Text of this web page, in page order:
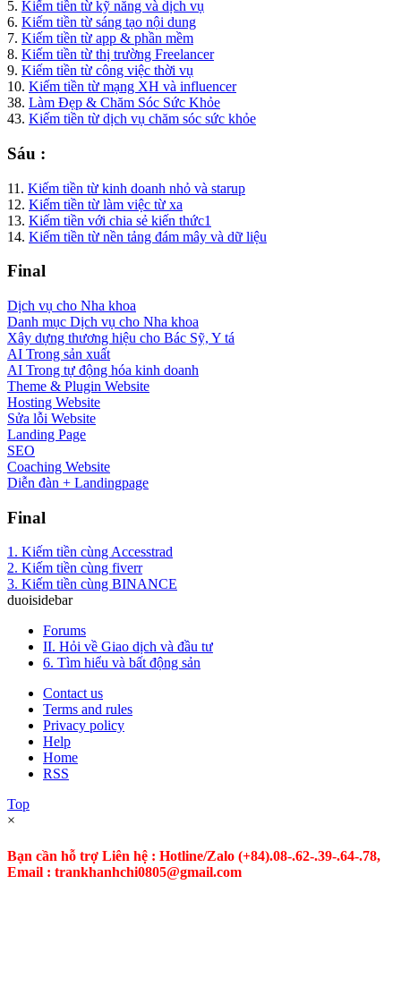
5. Kiếm tiền từ kỹ năng và dịch vụ
6. Kiếm tiền từ sáng tạo nội dung
7. Kiếm tiền từ app & phần mềm
8. Kiếm tiền từ thị trường Freelancer
9. Kiếm tiền từ công việc thời vụ
10. Kiếm tiền từ mạng XH và influencer
38. Làm Đẹp & Chăm Sóc Sức Khỏe
43. Kiếm tiền từ dịch vụ chăm sóc sức khỏe
Sáu :
11. Kiếm tiền từ kinh doanh nhỏ và starup
12. Kiếm tiền từ làm việc từ xa
13. Kiếm tiền với chia sẻ kiến thức1
14. Kiếm tiền từ nền tảng đám mây và dữ liệu
Final
Dịch vụ cho Nha khoa
Danh mục Dịch vụ cho Nha khoa
Xây dựng thương hiệu cho Bác Sỹ, Y tá
AI Trong sản xuất
AI Trong tự động hóa kinh doanh
Theme & Plugin Website
Hosting Website
Sửa lỗi Website
Landing Page
SEO
Coaching Website
Diễn đàn + Landingpage
Final
1. Kiếm tiền cùng Accesstrad
2. Kiếm tiền cùng fiverr
3. Kiếm tiền cùng BINANCE
duoisidebar
Forums
II. Hỏi về Giao dịch và đầu tư
6. Tìm hiểu và bất động sản
Contact us
Terms and rules
Privacy policy
Help
Home
RSS
Top
×
Bạn cần hỗ trợ Liên hệ : Hotline/Zalo (+84).08-.62-.39-.64-.78,
Email : trankhanhchi0805@gmail.com